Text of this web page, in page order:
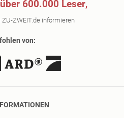
über 600.000 Leser,
ZWEIT.de informieren
von: